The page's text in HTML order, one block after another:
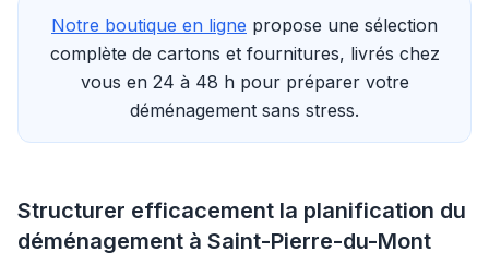
Notre boutique en ligne propose une sélection
complète de cartons et fournitures, livrés chez
vous en 24 à 48 h pour préparer votre
déménagement sans stress.
Structurer efficacement la planification du
déménagement à Saint-Pierre-du-Mont